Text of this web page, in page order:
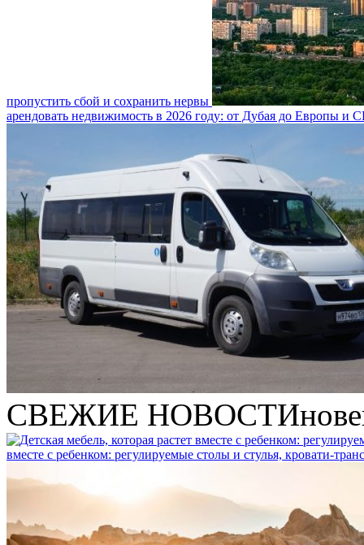
пропустить сбой и сохранить нервы
арендовать недвижимость в 2026 году: от Дубая до Европы и
СВЕЖИЕ НОВОСТИ
вместе с ребенком: регулируемые столы и стулья, кровати-